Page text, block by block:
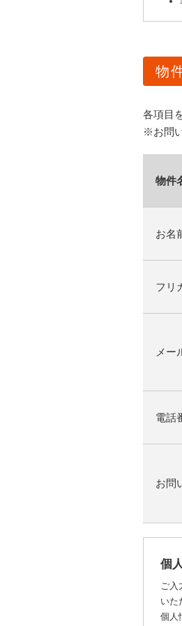
物
各項目
※お問
物件
お名
フリ
メー
電話
お問
個
ご入
いた
個人